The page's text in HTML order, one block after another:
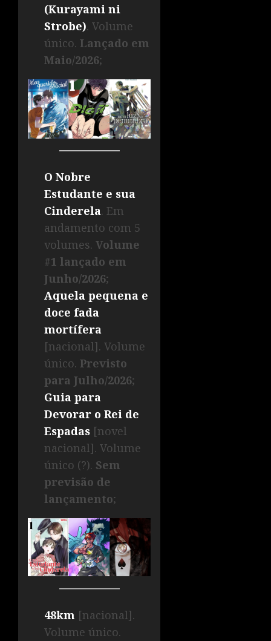
(Kurayami ni
Strobe). Volume
único. Lançado em
Maio/2026;
O Nobre
Estudante e sua
Cinderela. Em
andamento com 5
volumes. Volume
#1 lançado em
Junho/2026;
Aquela pequena e
doce fada
mortífera
[nacional]. Volume
único. Previsto
para Julho/2026;
Guia para
Devorar o Rei de
Espadas [novel
nacional]. Volume
único (?). Sem
previsão de
lançamento;
48km [nacional].
Volume único.